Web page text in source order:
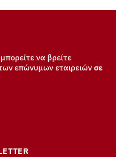
να βρείτε
επώνυμων εταιρειών σε